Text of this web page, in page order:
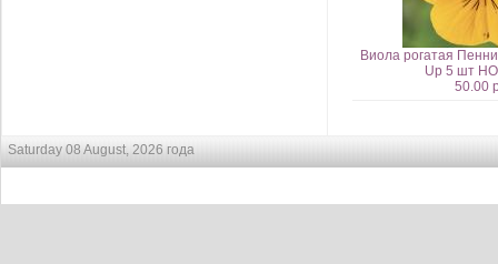
Виола рогатая
Up 5 шт
50.00
Saturday 08 August, 2026 года